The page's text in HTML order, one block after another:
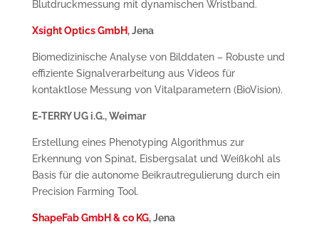
Blutdruckmessung mit dynamischen Wristband.
Xsight Optics GmbH, Jena
Biomedizinische Analyse von Bilddaten – Robuste und
effiziente Signalverarbeitung aus Videos für
kontaktlose Messung von Vitalparametern (BioVision).
E-TERRY UG i.G., Weimar
Erstellung eines Phenotyping Algorithmus zur
Erkennung von Spinat, Eisbergsalat und Weißkohl als
Basis für die autonome Beikrautregulierung durch ein
Precision Farming Tool.
ShapeFab GmbH & co KG, Jena